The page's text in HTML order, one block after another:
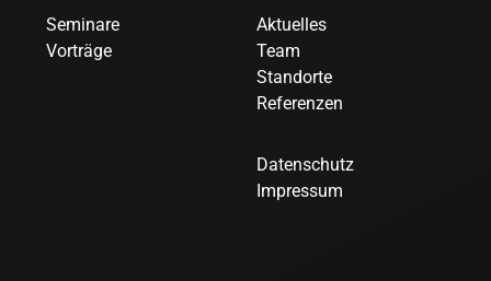
Seminare
Vorträge
Aktuelles
Team
Standorte
Referenzen
Datenschutz
Impressum